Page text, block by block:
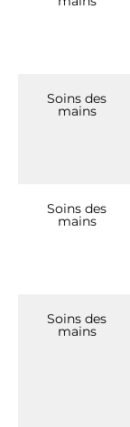
Soins des
mains
Soins des
mains
Soins des
mains